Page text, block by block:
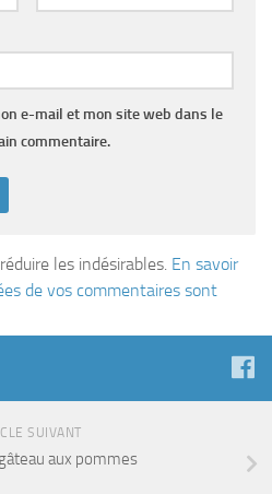
e-mail et mon site web dans le
commentaire.
les indésirables. En savoir
de vos commentaires sont
SUIVANT
aux pommes